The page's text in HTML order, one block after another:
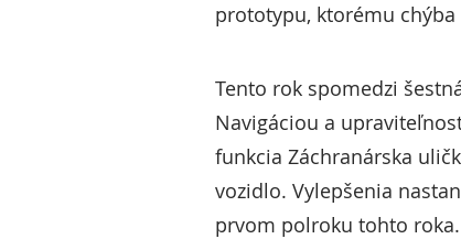
prototypu, ktorému
Tento rok spomedzi
Navigáciou a
funkcia Záchranárska
vozidlo. Vylepšenia
prvom polroku tohto roka.